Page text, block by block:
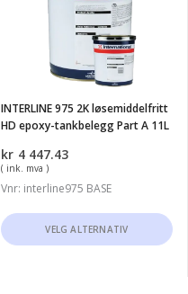
løsemiddelfritt
Part
11L
INTERLINE 975 2K løsemiddelfritt
HD epoxy-tankbelegg Part A 11L
kr 4 447.43
( ink. mva )
Vnr: interline975 BASE
VELG ALTERNATIV
Dette
produktet